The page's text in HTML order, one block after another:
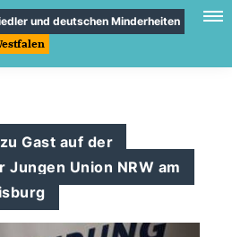
und deutschen Minderheiten
Gast auf der
Jungen Union NRW am